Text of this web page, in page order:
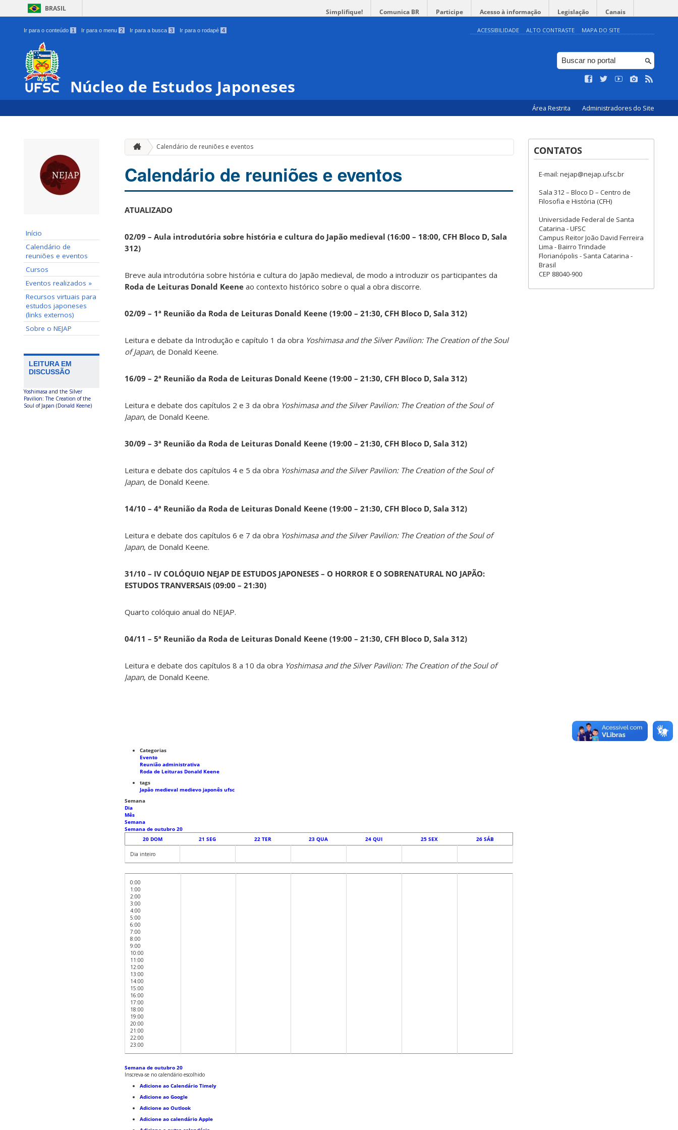
BRASIL Simplifique! Comunica BR Participe Acesso à informação Legislação Canais
Ir para o conteúdo 1 Ir para o menu 2 Ir para a busca 3 Ir para o rodapé 4 ACESSIBILIDADE ALTO CONTRASTE MAPA DO SITE
Núcleo de Estudos Japoneses
Área Restrita Administradores do Site
Início
Calendário de
reuniões e eventos
Cursos
Eventos realizados »
Recursos virtuais para
estudos japoneses
(links externos)
Sobre o NEJAP
LEITURA EM
DISCUSSÃO
Yoshimasa and the Silver
Pavilion: The Creation of the
Soul of Japan (Donald Keene)
Calendário de reuniões e eventos
Calendário de reuniões e eventos
ATUALIZADO
02/09 – Aula introdutória sobre história e cultura do Japão medieval (16:00 – 18:00, CFH Bloco D, Sala
312)
Breve aula introdutória sobre história e cultura do Japão medieval, de modo a introduzir os participantes da
Roda de Leituras Donald Keene ao contexto histórico sobre o qual a obra discorre.
02/09 – 1ª Reunião da Roda de Leituras Donald Keene (19:00 – 21:30, CFH Bloco D, Sala 312)
Leitura e debate da Introdução e capítulo 1 da obra Yoshimasa and the Silver Pavilion: The Creation of the Soul
of Japan, de Donald Keene.
16/09 – 2ª Reunião da Roda de Leituras Donald Keene (19:00 – 21:30, CFH Bloco D, Sala 312)
Leitura e debate dos capítulos 2 e 3 da obra Yoshimasa and the Silver Pavilion: The Creation of the Soul of
Japan, de Donald Keene.
30/09 – 3ª Reunião da Roda de Leituras Donald Keene (19:00 – 21:30, CFH Bloco D, Sala 312)
Leitura e debate dos capítulos 4 e 5 da obra Yoshimasa and the Silver Pavilion: The Creation of the Soul of
Japan, de Donald Keene.
14/10 – 4ª Reunião da Roda de Leituras Donald Keene (19:00 – 21:30, CFH Bloco D, Sala 312)
Leitura e debate dos capítulos 6 e 7 da obra Yoshimasa and the Silver Pavilion: The Creation of the Soul of
Japan, de Donald Keene.
31/10 – IV COLÓQUIO NEJAP DE ESTUDOS JAPONESES – O HORROR E O SOBRENATURAL NO JAPÃO:
ESTUDOS TRANVERSAIS (09:00 – 21:30)
Quarto colóquio anual do NEJAP.
04/11 – 5ª Reunião da Roda de Leituras Donald Keene (19:00 – 21:30, CFH Bloco D, Sala 312)
Leitura e debate dos capítulos 8 a 10 da obra Yoshimasa and the Silver Pavilion: The Creation of the Soul of
Japan, de Donald Keene.
Categorias
Evento
Reunião administrativa
Roda de Leituras Donald Keene
tags
Japão medieval medievo japonês ufsc
Semana
Dia
Mês
Semana
Semana de outubro 20
20 DOM 21 SEG 22 TER 23 QUA 24 QUI 25 SEX 26 SÁB
Dia inteiro
0:00
1:00
2:00
3:00
4:00
5:00
6:00
7:00
8:00
9:00
10:00
11:00
12:00
13:00
14:00
15:00
16:00
17:00
18:00
19:00
20:00
21:00
22:00
23:00
Semana de outubro 20
Inscreva-se no calendário escolhido
Adicione ao Calendário Timely
Adicione ao Google
Adicione ao Outlook
Adicione ao calendário Apple
CONTATOS
E-mail: nejap@nejap.ufsc.br
Sala 312 – Bloco D – Centro de
Filosofia e História (CFH)
Universidade Federal de Santa
Catarina - UFSC
Campus Reitor João David Ferreira
Lima - Bairro Trindade
Florianópolis - Santa Catarina -
Brasil
CEP 88040-900